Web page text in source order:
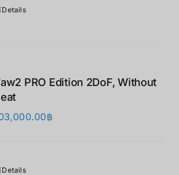
Details
PRO Edition 2DoF, Without
฿
Details